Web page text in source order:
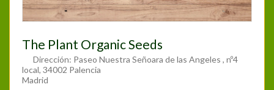
The Plant Organic Seeds
Dirección: Paseo Nuestra Señoara de las Angeles , nº4
local, 34002 Palencia
Madrid